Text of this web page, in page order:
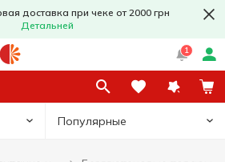
доставка при чеке от 2000 грн
Детальней
1
Популярные